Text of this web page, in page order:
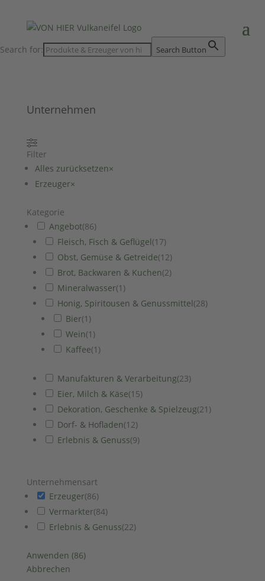
Search for: Search Button
Unternehmen
Filter
Alles zurücksetzen×
Erzeuger×
Kategorie
Angebot(86)
Fleisch, Fisch & Geflügel(17)
Obst, Gemüse & Getreide(12)
Brot, Backwaren & Kuchen(2)
Mineralwasser(1 )
Honig, Spiritousen & Genussmittel(28)
Bier(1 )
Wein(1 )
Kaffee(1 )
Manufakturen & Verarbeitung(23)
Eier, Milch & Käse(15)
Dekoration, Geschenke & Spielzeug(21 )
Dorf- & Hofladen(12)
Erlebnis & Genuss(9)
Unternehmensart
Erzeuger(86)
Vermarkter(84)
Erlebnis & Genuss(22)
Anwenden (86)
Abbrechen